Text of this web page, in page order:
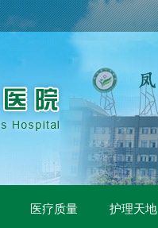
医疗质量 护理天地
术床采购项目中标公示
氧采购项目（二次）招标公告